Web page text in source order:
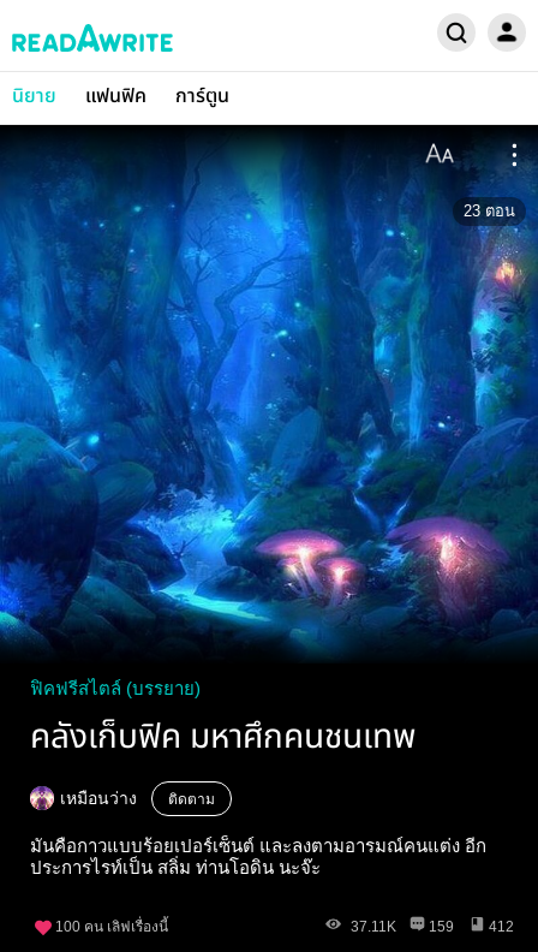
นิยาย แฟนฟิค การ์ตูน
23 ตอน
ฟิคฟรีสไตล์ (บรรยาย)
คลังเก็บฟิค มหาศึกคนชนเทพ
เหมือนว่าง ติดตาม
มันคือกาวแบบร้อยเปอร์เซ็นต์ และลงตามอารมณ์คนแต่ง อีก
ประการไรท์เป็น สลิ่ม ท่านโอดิน นะจ๊ะ
100 คน เลิฟเรื่องนี้ 37.11K 159 412